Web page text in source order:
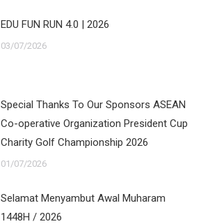
EDU FUN RUN 4.0 | 2026
03/07/2026
Special Thanks To Our Sponsors ASEAN
Co-operative Organization President Cup
Charity Golf Championship 2026
01/07/2026
Selamat Menyambut Awal Muharam
1448H / 2026